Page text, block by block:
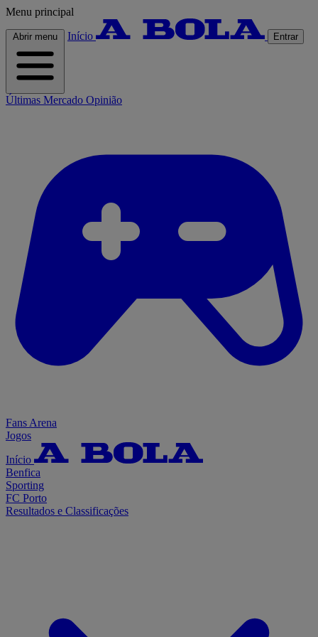
Menu principal
Abrir menu Início Entrar
Últimas Mercado Opinião
Fans Arena
Jogos
Início
Benfica
Sporting
FC Porto
Resultados e Classificações